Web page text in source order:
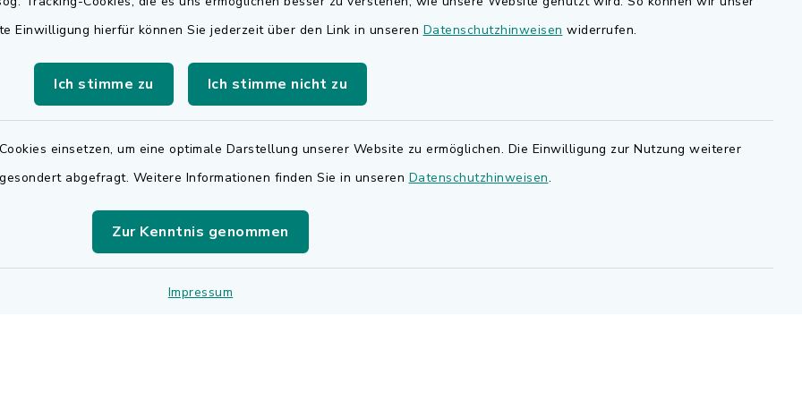
Einwilligung hierfür können Sie jederzeit über den Link in unseren Datenschutzhinweisen widerrufen.
Ich stimme zu Ich stimme nicht zu
einsetzen, um eine optimale Darstellung unserer Website zu ermöglichen. Die Einwilligung zur Nutzung weiterer
abgefragt. Weitere Informationen finden Sie in unseren Datenschutzhinweisen.
Zur Kenntnis genommen
Impressum
Uhr
Notfalldienst
Öffnungszeiten:
Rechnungsversand
Für den elektronischen
Rechnungsversand wenden Sie
sich bitte an
Bauen in Adelsdorf
Landkreis Erlangen-Höchstadt